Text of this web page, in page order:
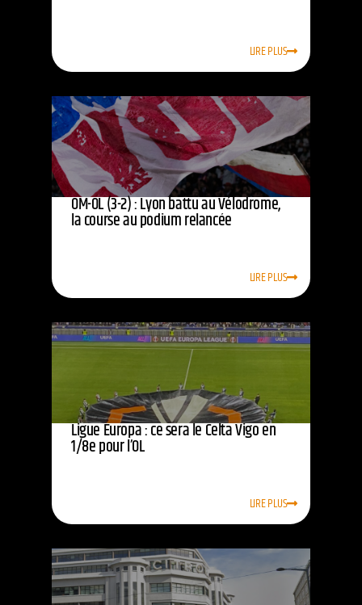
LIRE PLUS
OM-OL (3-2) : Lyon battu au Vélodrome,
la course au podium relancée
LIRE PLUS
Ligue Europa : ce sera le Celta Vigo en
1/8e pour l’OL
LIRE PLUS